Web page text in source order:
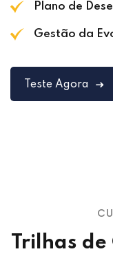
Plano de
Gestão da
Teste Agora
Trilhas de